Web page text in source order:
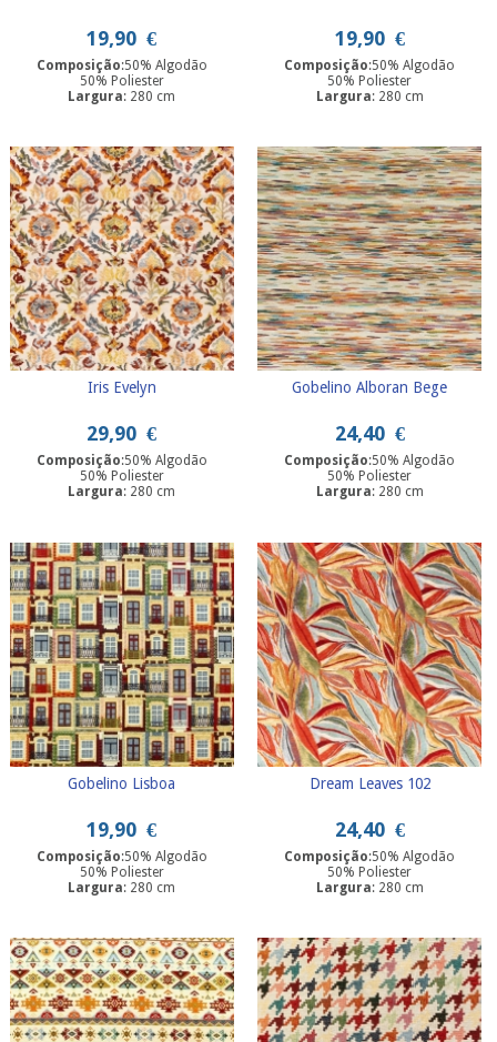
19,90 €
Composição:50% Algodão
50% Poliester
Largura: 280 cm
19,90 €
Composição:50% Algodão
50% Poliester
Largura: 280 cm
Iris Evelyn
29,90 €
Composição:50% Algodão
50% Poliester
Largura: 280 cm
Gobelino Alboran Bege
24,40 €
Composição:50% Algodão
50% Poliester
Largura: 280 cm
Gobelino Lisboa
19,90 €
Composição:50% Algodão
50% Poliester
Largura: 280 cm
Dream Leaves 102
24,40 €
Composição:50% Algodão
50% Poliester
Largura: 280 cm